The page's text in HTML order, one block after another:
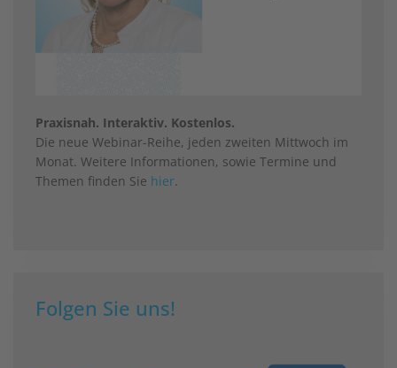
Praxisnah. Interaktiv. Kostenlos.
Die neue Webinar-Reihe, jeden zweiten Mittwoch im
Monat. Weitere Informationen, sowie Termine und
Themen finden Sie hier.
Folgen Sie uns!